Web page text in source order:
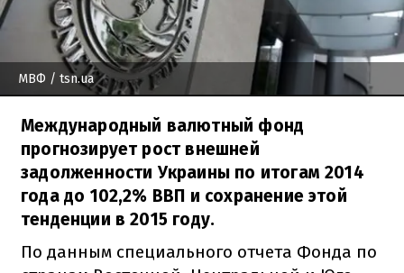
МВФ / tsn.ua
Международный валютный фонд
прогнозирует рост внешней
задолженности Украины по итогам 2014
года до 102,2% ВВП и сохранение этой
тенденции в 2015 году.
По данным специального отчета Фонда по